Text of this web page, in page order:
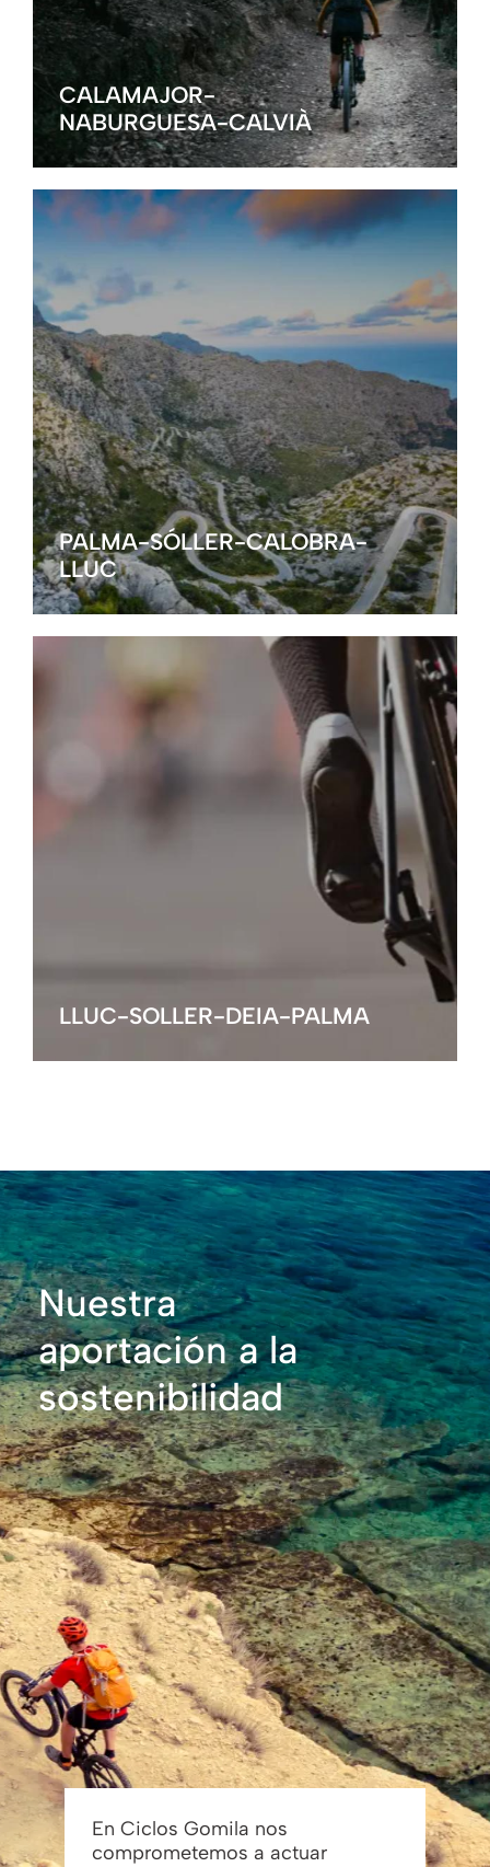
CALAMAJOR-
NABURGUESA-CALVIÀ
PALMA-SÓLLER-CALOBRA-
LLUC
LLUC-SOLLER-DEIA-PALMA
Nuestra
aportación a la
sostenibilidad
En Ciclos Gomila nos
comprometemos a actuar